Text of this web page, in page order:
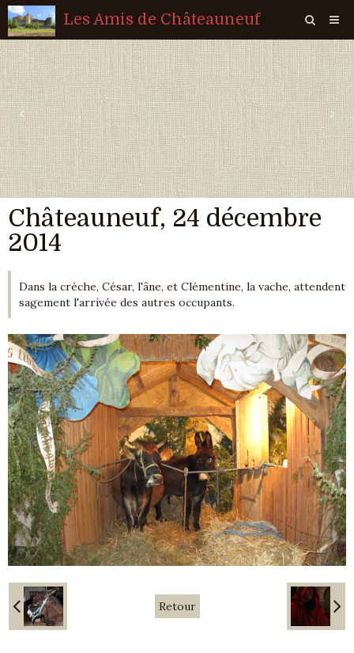
Les Amis de Châteauneuf
Page d'accueil
Livre d'or
Agenda
Quiz
Vidéos
Album
Contact
‹ ›
Châteauneuf, 24 décembre
2014
Dans la crèche, César, l'âne, et Clémentine, la vache, attendent
sagement l'arrivée des autres occupants.
Retour